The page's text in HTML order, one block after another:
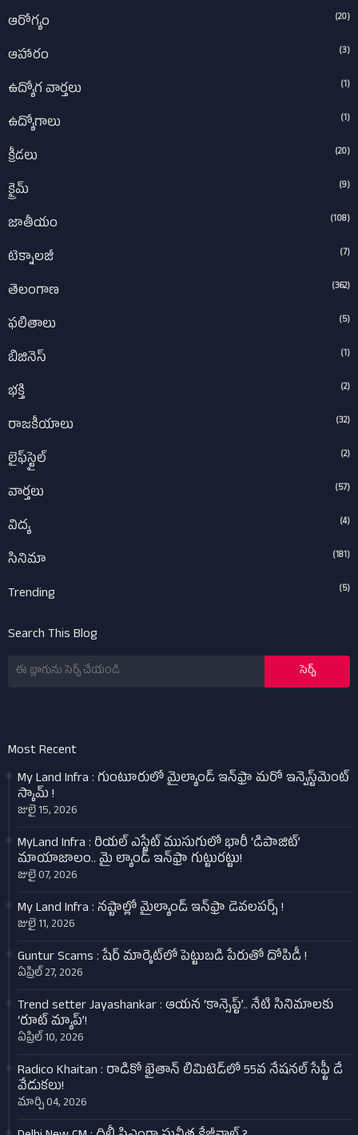
ఆరోగ్యం (20)
ఆహారం (3)
ఉద్యోగ వార్తలు (1)
ఉద్యోగాలు (1)
క్రీడలు (20)
క్రైమ్ (9)
జాతీయం (108)
టెక్నాలజీ (7)
తెలంగాణ (362)
ఫలితాలు (5)
బిజినెస్ (1)
భక్తి (2)
రాజకీయాలు (32)
లైఫ్‌స్టైల్‌ (2)
వార్తలు (57)
విద్య (4)
సినిమా (181)
Trending (5)
Search This Blog
Most Recent
My Land Infra : గుంటూరులో మైల్యాండ్ ఇన్‌ఫ్రా మరో ఇన్వెస్ట్‌మెంట్
స్కామ్ !
జులై 15, 2026
MyLand Infra : రియల్ ఎస్టేట్ ముసుగులో భారీ ‘డిపాజిట్’
మాయాజాలం.. మై ల్యాండ్ ఇన్‌ఫ్రా గుట్టురట్టు!
జులై 07, 2026
My Land Infra : నష్టాల్లో మైల్యాండ్ ఇన్‌ఫ్రా డెవలపర్స్ !
జులై 11, 2026
Guntur Scams : షేర్ మార్కెట్‌లో పెట్టుబడి పేరుతో దోపిడీ !
ఏప్రిల్ 27, 2026
Trend setter Jayashankar : ఆయన ‘కాన్సెప్ట్’.. నేటి సినిమాలకు
‘రూట్ మ్యాప్’!
ఏప్రిల్ 10, 2026
Radico Khaitan : రాడికో ఖైతాన్ లిమిటెడ్‌లో 55వ నేషనల్ సేఫ్టీ డే
వేడుకలు!
మార్చి 04, 2026